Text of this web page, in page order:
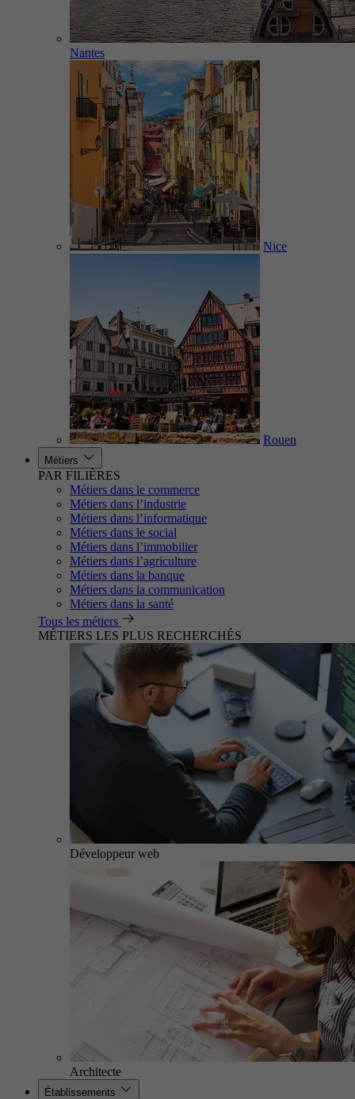
Nantes
Nice
Rouen
Métiers
PAR FILIÈRES
Métiers dans le commerce
Métiers dans l’industrie
Métiers dans l’informatique
Métiers dans le social
Métiers dans l’immobilier
Métiers dans l’agriculture
Métiers dans la banque
Métiers dans la communication
Métiers dans la santé
Tous les métiers
MÉTIERS LES PLUS RECHERCHÉS
Développeur web
Architecte
Établissements